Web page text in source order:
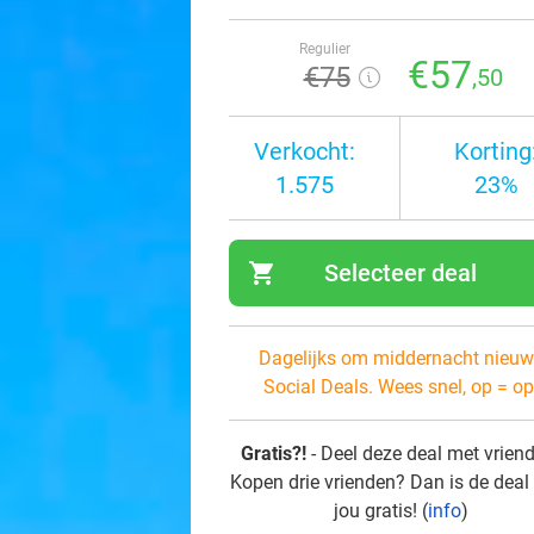
Regulier
€75 €57,50
Verkocht:
1.575
23%
shopping_cart Selecteer deal
Dagelijks om middernacht
Social Deals. Wees snel, op =
Gratis?! - Deel deze deal met
Kopen drie vrienden? Dan is de
jou gratis! (info)